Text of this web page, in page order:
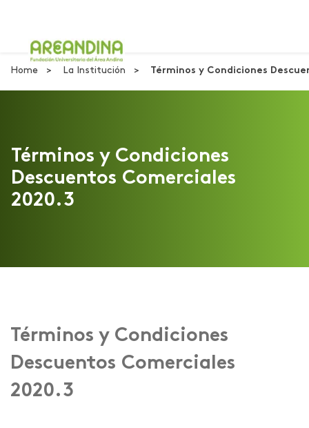
Home La Institución Términos y Condiciones
Términos y Condiciones
Descuentos Comerciales
2020.3
Términos y Condiciones
Descuentos Comerciales
2020.3